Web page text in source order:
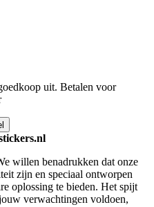
uit. Betalen voor
willen benadrukken dat onze
zijn en speciaal ontworpen
oplossing te bieden. Het spijt
verwachtingen voldoen,